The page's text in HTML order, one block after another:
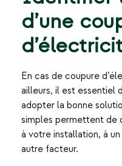
d’une
En cas de coupure
ailleurs, il est essentiel
adopter la bonne
simples permettent de
à votre installation, à
autre facteur.